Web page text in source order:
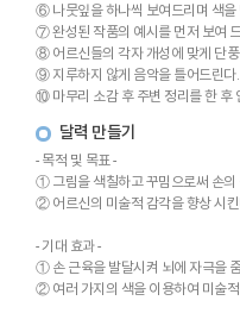
⑥ 나뭇잎을 하나씩 보여드리며 색을
⑦ 완성된 작품의 예시를 먼저 보여
⑧ 어르신들의 각자 개성에 맞게 단
⑨ 지루하지 않게 음악을 틀어드린다.
⑩ 마무리 소감 후 주변 정리를 한 후
달력 만들기
- 목적 및 목표 -
① 그림을 색칠하고 꾸밈으로써 손의
② 어르신의 미술적 감각을 향상 시킨
- 기대 효과 -
① 손 근육을 발달시켜 뇌에 자극을
② 여러 가지의 색을 이용하여 미술